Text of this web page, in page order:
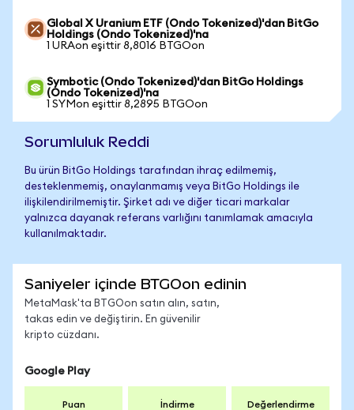
Global X Uranium ETF (Ondo Tokenized)'dan BitGo
Holdings (Ondo Tokenized)'na
1 URAon eşittir 8,8016 BTGOon
Symbotic (Ondo Tokenized)'dan BitGo Holdings
(Ondo Tokenized)'na
1 SYMon eşittir 8,2895 BTGOon
Sorumluluk Reddi
Bu ürün BitGo Holdings tarafından ihraç edilmemiş,
desteklenmemiş, onaylanmamış veya BitGo Holdings ile
ilişkilendirilmemiştir. Şirket adı ve diğer ticari markalar
yalnızca dayanak referans varlığını tanımlamak amacıyla
kullanılmaktadır.
Saniyeler içinde BTGOon edinin
MetaMask'ta BTGOon satın alın, satın,
takas edin ve değiştirin. En güvenilir
kripto cüzdanı.
Google Play
Puan İndirme Değerlendirme